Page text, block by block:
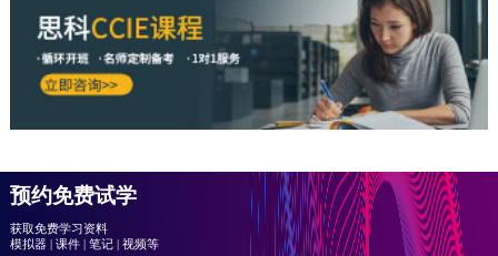
预约免费试学
获取免费学习资料
模拟器| 课件| 笔记| 视频等